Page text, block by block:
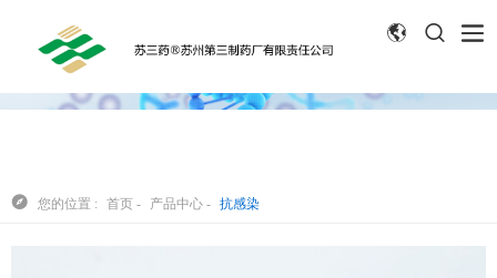
 
 您的位置 : 首页 - 产品中心 - 抗感染